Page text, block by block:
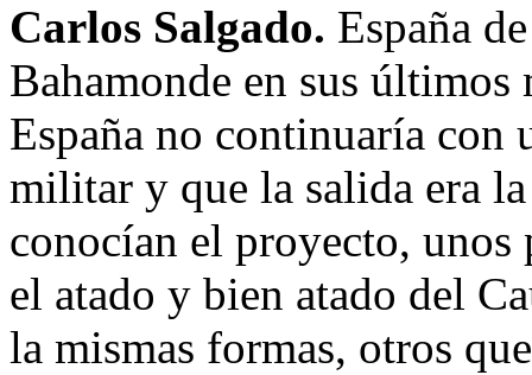
Carlos Salgado. España
Bahamonde en sus últimos
España no continuaría con
militar y que la salida era
conocían el proyecto, unos
el atado y bien atado del
la mismas formas, otros